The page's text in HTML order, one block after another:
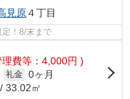
見原４丁目
！8/末まで
理費等：4,000円 )
礼金 0ヶ月
33.02㎡